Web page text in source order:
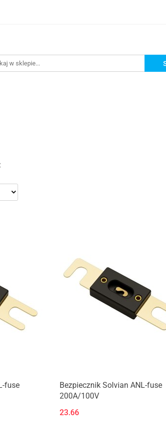
fuse
Produkt niedostępny
Bezpiecznik Solvian ANL-fuse
200A/100V
23.66